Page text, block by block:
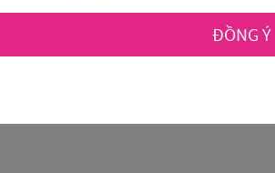
ĐỒNG Ý